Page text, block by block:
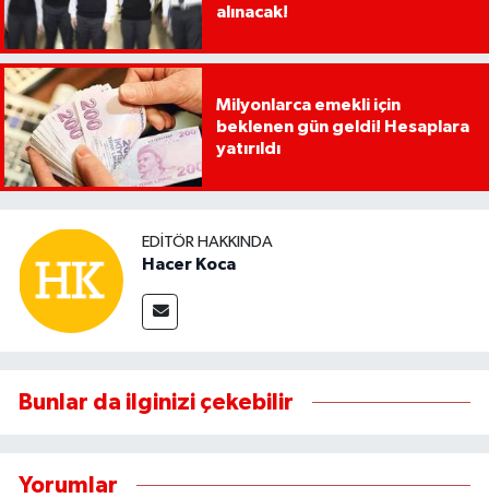
alınacak!
Milyonlarca emekli için
beklenen gün geldi! Hesaplara
yatırıldı
EDITÖR HAKKINDA
Hacer Koca
Bunlar da ilginizi çekebilir
Yorumlar